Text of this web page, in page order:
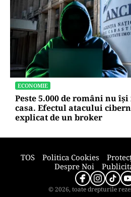
ECONOMIE
Peste 5.000 de români nu
casa. Efectul atacului
explicat de un broker
TOS Politica Cookies
Despre Noi
© 2026, toate drepturile